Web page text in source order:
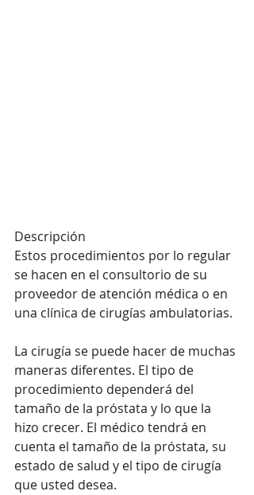
Descripción
Estos procedimientos por lo regular
se hacen en el consultorio de su
proveedor de atención médica o en
una clínica de cirugías ambulatorias.
La cirugía se puede hacer de muchas
maneras diferentes. El tipo de
procedimiento dependerá del
tamaño de la próstata y lo que la
hizo crecer. El médico tendrá en
cuenta el tamaño de la próstata, su
estado de salud y el tipo de cirugía
que usted desea.